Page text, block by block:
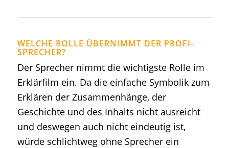
WELCHE ROLLE ÜBERNIMMT DER PROFI-
SPRECHER?
Der Sprecher nimmt die wichtigste Rolle im
Erklärfilm ein. Da die einfache Symbolik zum
Erklären der Zusammenhänge, der
Geschichte und des Inhalts nicht ausreicht
und deswegen auch nicht eindeutig ist,
würde schlichtweg ohne Sprecher ein